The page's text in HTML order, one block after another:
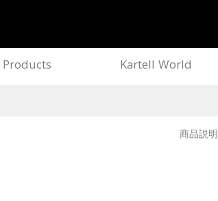
Products Kartell World
商品説明